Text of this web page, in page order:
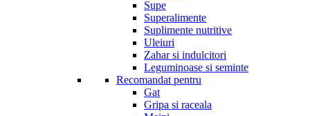
Supe
Superalimente
Suplimente nutritive
Uleiuri
Zahar si indulcitori
Leguminoase si seminte
Recomandat pentru
Gat
Gripa si raceala